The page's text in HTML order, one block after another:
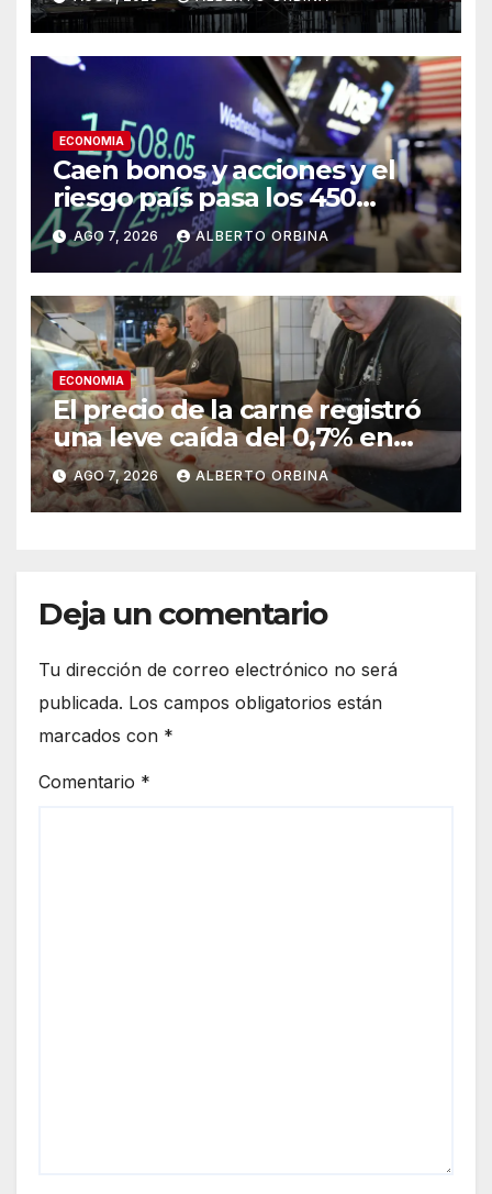
ECONOMIA
Caen bonos y acciones y el
riesgo país pasa los 450
puntos tras las concesiones
que tuvo que hacer el
Gobierno en el Congreso
AGO 7, 2026 ALBERTO ORBINA
ECONOMIA
El precio de la carne registró
una leve caída del 0,7% en
julio
AGO 7, 2026 ALBERTO ORBINA
Deja un comentario
Tu dirección de correo electrónico no será
publicada. Los campos obligatorios están
marcados con *
Comentario *